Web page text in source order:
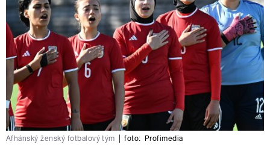
Afhánský ženský fotbalový tým foto: Profimedia